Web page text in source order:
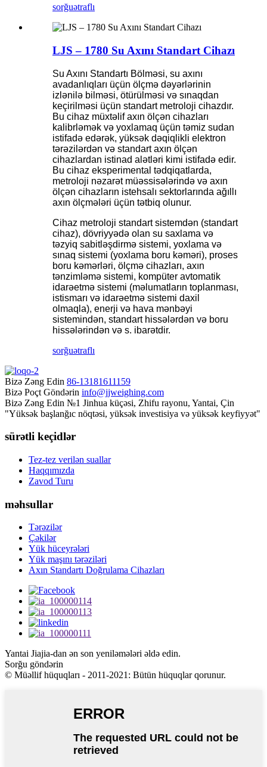
sorğuətraflı
LJS – 1780 Su Axını Standart Cihazı
Su Axını Standartı Bölməsi, su axını
avadanlıqları üçün ölçmə dəyərlərinin
izlənilə bilməsi, ötürülməsi və sınaqdan
keçirilməsi üçün standart metroloji cihazdır.
Bu cihaz müxtəlif axın ölçən cihazları
kalibrləmək və yoxlamaq üçün təmiz sudan
istifadə edərək, yüksək dəqiqlikli elektron
tərəzilərdən və standart axın ölçən
cihazlardan istinad alətləri kimi istifadə edir.
Bu cihaz eksperimental tədqiqatlarda,
metroloji nəzarət müəssisələrində və axın
ölçən cihazların istehsalı sektorlarında ağıllı
axın ölçmələri üçün tətbiq olunur.
Cihaz metroloji standart sistemdən (standart
cihaz), dövriyyədə olan su saxlama və
təzyiq sabitləşdirmə sistemi, yoxlama və
sınaq sistemi (yoxlama boru kəməri), proses
boru kəmərləri, ölçmə cihazları, axın
tənzimləmə sistemi, kompüter avtomatik
idarəetmə sistemi (məlumatların toplanması,
istismarı və idarəetmə sistemi daxil
olmaqla), enerji və hava mənbəyi
sistemindən, standart hissələrdən və boru
hissələrindən və s. ibarətdir.
sorğuətraflı
Bizə Zəng Edin 86-13181611159
Bizə Poçt Göndərin info@jjweighing.com
Bizə Zəng Edin №1 Jinhua küçəsi, Zhifu rayonu, Yantai, Çin
"Yüksək başlanğıc nöqtəsi, yüksək investisiya və yüksək keyfiyyət"
sürətli keçidlər
Tez-tez verilən suallar
Haqqımızda
Zavod Turu
məhsullar
Tərəzilər
Çəkilər
Yük hüceyrələri
Yük maşını tərəziləri
Axın Standartı Doğrulama Cihazları
Yantai Jiajia-dan ən son yeniləmələri əldə edin.
Sorğu göndərin
© Müəllif hüquqları - 2011-2021: Bütün hüquqlar qorunur.